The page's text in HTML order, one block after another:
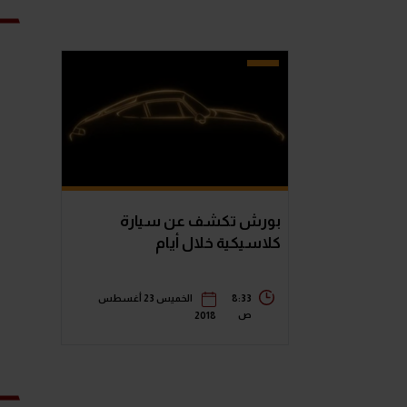
بورش تكشف عن سيارة
كلاسيكية خلال أيام
8:33
ص
الخميس 23 أغسطس
2018